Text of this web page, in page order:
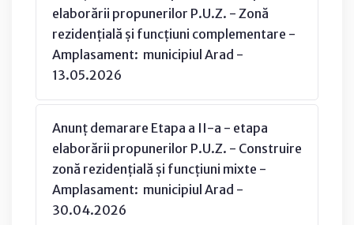
elaborării propunerilor P.U.Z. - Zonă
rezidențială și funcțiuni complementare -
Amplasament: municipiul Arad -
13.05.2026
Anunț demarare Etapa a II-a - etapa
elaborării propunerilor P.U.Z. - Construire
zonă rezidențială și funcțiuni mixte -
Amplasament: municipiul Arad -
30.04.2026